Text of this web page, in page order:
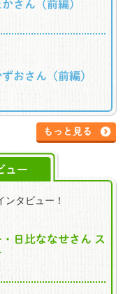
さん（前編）
おさん（前編）
もっと見る
ュー
ンタビュー！
日比ななせさん ス